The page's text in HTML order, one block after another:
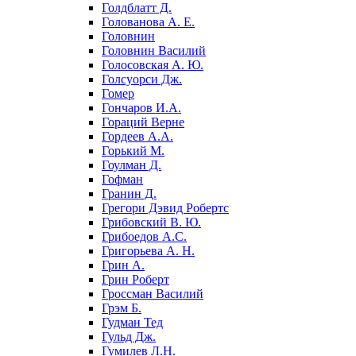
Голдблатт Д.
Голованова А. Е.
Головнин
Головнин Василий
Голосовская А. Ю.
Голсуорси Дж.
Гомер
Гончаров И.А.
Гораций Верне
Гордеев А.А.
Горький М.
Гоулман Д.
Гофман
Гранин Д.
Грегори Дэвид Робертс
Грибовский В. Ю.
Грибоедов А.С.
Григорьева А. Н.
Грин А.
Грин Роберт
Гроссман Василий
Грэм Б.
Гудман Тед
Гульд Дж.
Гумилев Л.Н.